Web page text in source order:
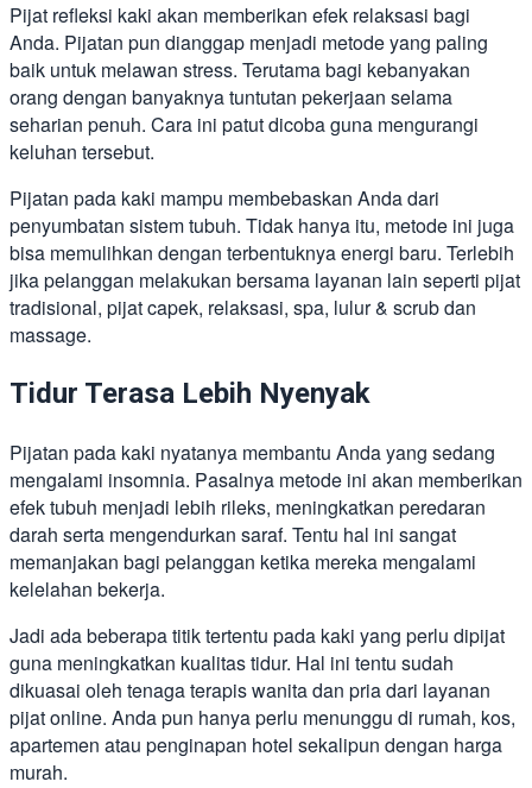
Pijat refleksi kaki akan memberikan efek relaksasi bagi
Anda. Pijatan pun dianggap menjadi metode yang paling
baik untuk melawan stress. Terutama bagi kebanyakan
orang dengan banyaknya tuntutan pekerjaan selama
seharian penuh. Cara ini patut dicoba guna mengurangi
keluhan tersebut.
Pijatan pada kaki mampu membebaskan Anda dari
penyumbatan sistem tubuh. Tidak hanya itu, metode ini juga
bisa memulihkan dengan terbentuknya energi baru. Terlebih
jika pelanggan melakukan bersama layanan lain seperti pijat
tradisional, pijat capek, relaksasi, spa, lulur & scrub dan
massage.
Tidur Terasa Lebih Nyenyak
Pijatan pada kaki nyatanya membantu Anda yang sedang
mengalami insomnia. Pasalnya metode ini akan memberikan
efek tubuh menjadi lebih rileks, meningkatkan peredaran
darah serta mengendurkan saraf. Tentu hal ini sangat
memanjakan bagi pelanggan ketika mereka mengalami
kelelahan bekerja.
Jadi ada beberapa titik tertentu pada kaki yang perlu dipijat
guna meningkatkan kualitas tidur. Hal ini tentu sudah
dikuasai oleh tenaga terapis wanita dan pria dari layanan
pijat online. Anda pun hanya perlu menunggu di rumah, kos,
apartemen atau penginapan hotel sekalipun dengan harga
murah.